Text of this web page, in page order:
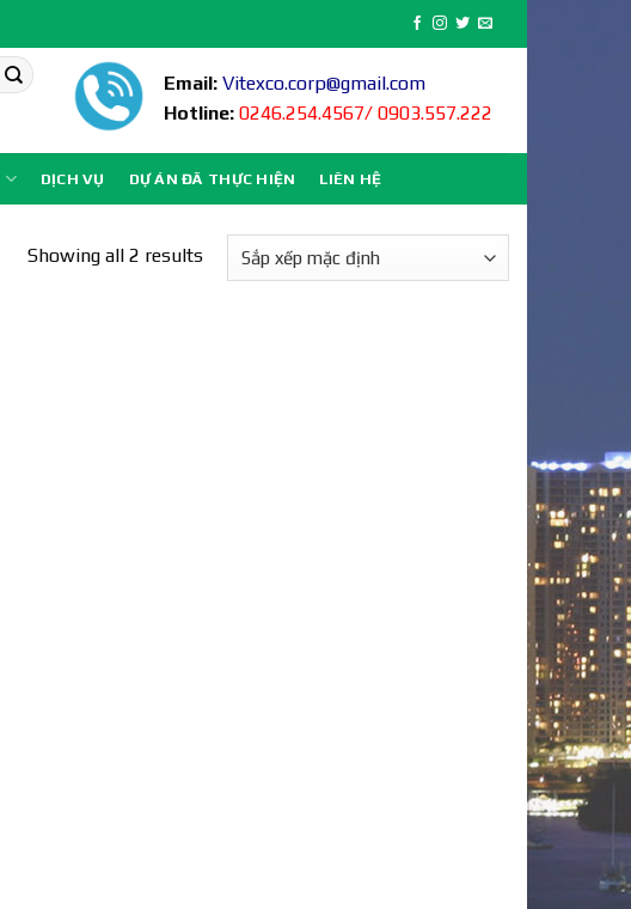
Email: Vitexco.corp@gmail.com
Hotline: 0246.254.4567/ 0903.557.222
DỊCH VỤ DỰ ÁN ĐÃ THỰC HIỆN LIÊN HỆ
Showing all 2 results